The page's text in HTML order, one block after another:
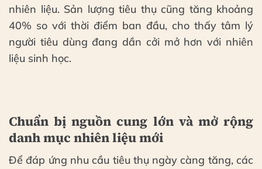
nhiên liệu. Sản lượng tiêu thụ cũng tăng khoảng
40% so với thời điểm ban đầu, cho thấy tâm lý
người tiêu dùng đang dần cởi mở hơn với nhiên
liệu sinh học.
Chuẩn bị nguồn cung lớn và mở rộng
danh mục nhiên liệu mới
Để đáp ứng nhu cầu tiêu thụ ngày càng tăng, các